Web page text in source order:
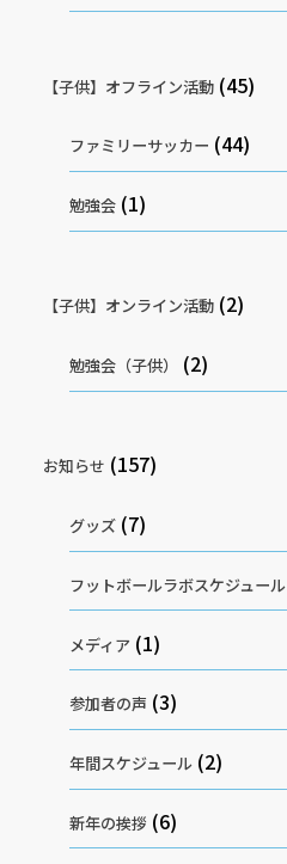
【子供】オフライン活動(45)
ファミリーサッカー (44)
勉強会 (1)
【子供】オンライン活動(2)
勉強会（子供） (2)
お知らせ (157)
グッズ (7)
フットボールラボスケジュール
メディア (1)
参加者の声 (3)
年間スケジュール (2)
新年の挨拶 (6)